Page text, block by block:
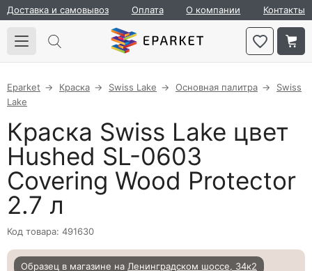
Доставка и самовывоз Оплата О компании Контакты
Eparket Краска Swiss Lake Основная палитра
Swiss
Lake
Краска Swiss Lake цвет
Hushed SL-0603
Covering Wood Protector
2.7 л
Код товара: 491630
Образец в магазине на Ленинградском шоссе, 34к2